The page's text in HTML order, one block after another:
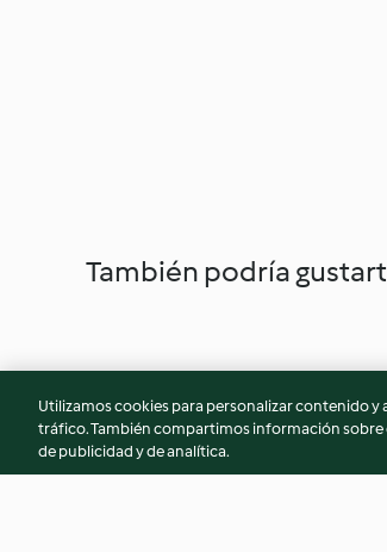
También podría
Utilizamos cookies para personalizar contenido
tráfico. También compartimos información sobre
de publicidad y de analítica.